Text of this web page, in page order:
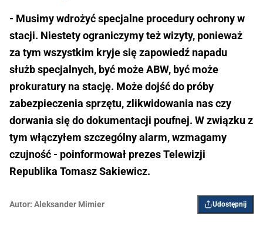
- Musimy wdrożyć specjalne procedury ochrony w
stacji. Niestety ograniczymy też wizyty, ponieważ
za tym wszystkim kryje się zapowiedź napadu
służb specjalnych, być może ABW, być może
prokuratury na stację. Może dojść do próby
zabezpieczenia sprzętu, zlikwidowania nas czy
dorwania się do dokumentacji poufnej. W związku z
tym włączyłem szczególny alarm, wzmagamy
czujność - poinformował prezes Telewizji
Republika Tomasz Sakiewicz.
Autor: Aleksander Mimier Udostępnij